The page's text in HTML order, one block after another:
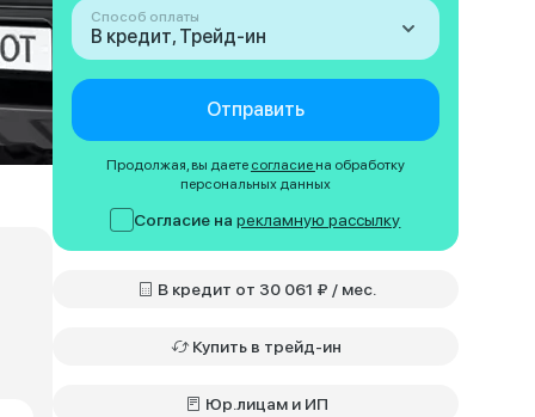
Способ оплаты
В кредит, Трейд-ин
Отправить
Продолжая, вы даете согласие на обработку
персональных данных
Согласие нарекламную рассылку
В кредит от 30 061 ₽ / мес.
Купить в трейд-ин
Юр.лицам и ИП